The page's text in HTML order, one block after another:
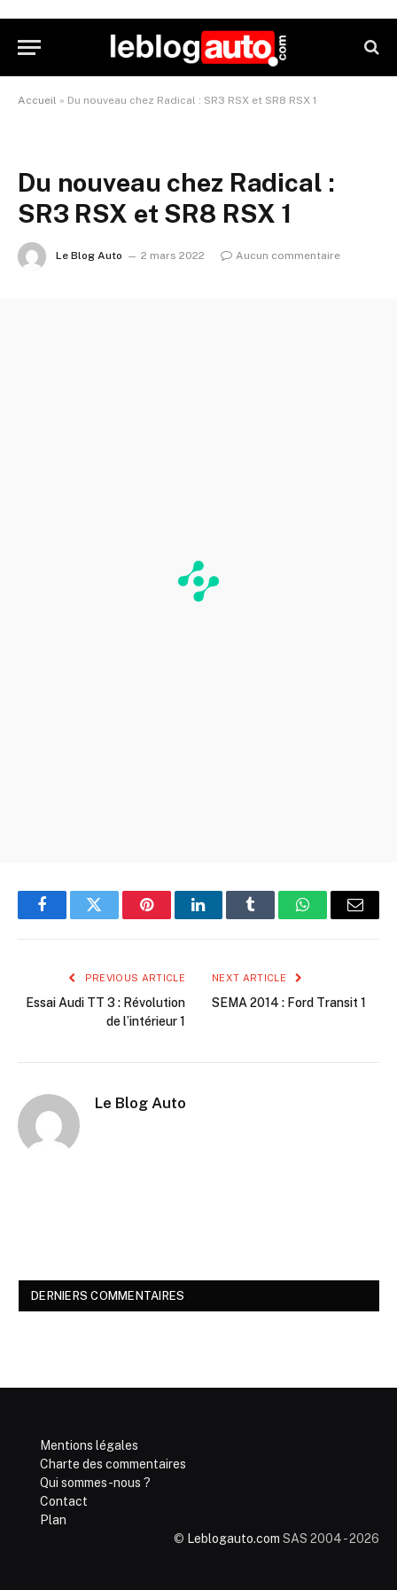
Accueil » Du nouveau chez Radical : SR3 RSX et SR8 RSX 1
Du nouveau chez Radical :
SR3 RSX et SR8 RSX 1
Le Blog Auto 2 mars 2022 Aucun commentaire
FacebookTwitter PinterestLinkedInTumblr WhatsAppEmail
PREVIOUS ARTICLE
Essai Audi TT 3 : Révolution
de l’intérieur 1
NEXT ARTICLE
SEMA 2014 : Ford Transit 1
Le Blog Auto
DERNIERS COMMENTAIRES
Mentions légales
Charte des commentaires
Qui sommes-nous ?
Contact
Plan
© Leblogauto.com SAS 2004 - 2026